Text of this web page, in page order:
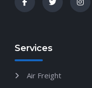
Services
Air Freight